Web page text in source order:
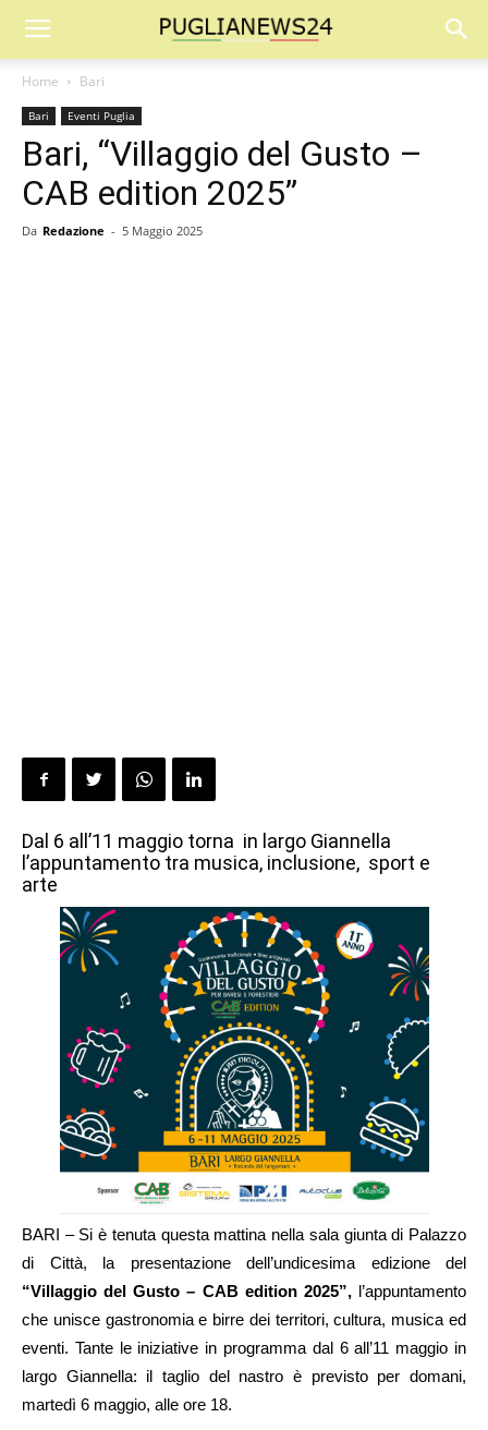
Home Bari
Bari Eventi Puglia
Bari, “Villaggio del Gusto –
CAB edition 2025”
Da Redazione - 5 Maggio 2025
Dal 6 all’11 maggio torna in largo Giannella
l’appuntamento tra musica, inclusione, sport e
arte
BARI – Si è tenuta questa mattina nella sala giunta di Palazzo
di Città, la presentazione dell’undicesima edizione del
“Villaggio del Gusto – CAB edition 2025”,l’appuntamento
che unisce gastronomia e birre dei territori, cultura, musica ed
eventi. Tante le iniziative in programma dal 6 all’11 maggio in
largo Giannella: il taglio del nastro è previsto per domani,
martedì 6 maggio, alle ore 18.